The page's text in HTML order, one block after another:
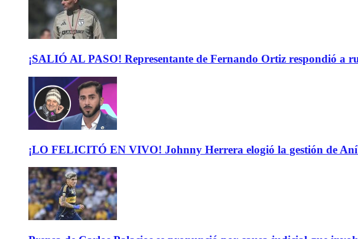
¡SALIÓ AL PASO! Representante de Fernando Ortiz respondió a
¡LO FELICITÓ EN VIVO! Johnny Herrera elogió la gestión de